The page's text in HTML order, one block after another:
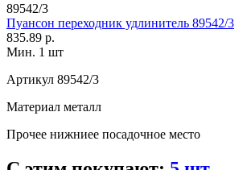
89542/3
Пуансон переходник удлинитель 89542/3
835.89 р.
Мин. 1 шт
Артикул 89542/3
Материал металл
Прочее нижниее посадочное место